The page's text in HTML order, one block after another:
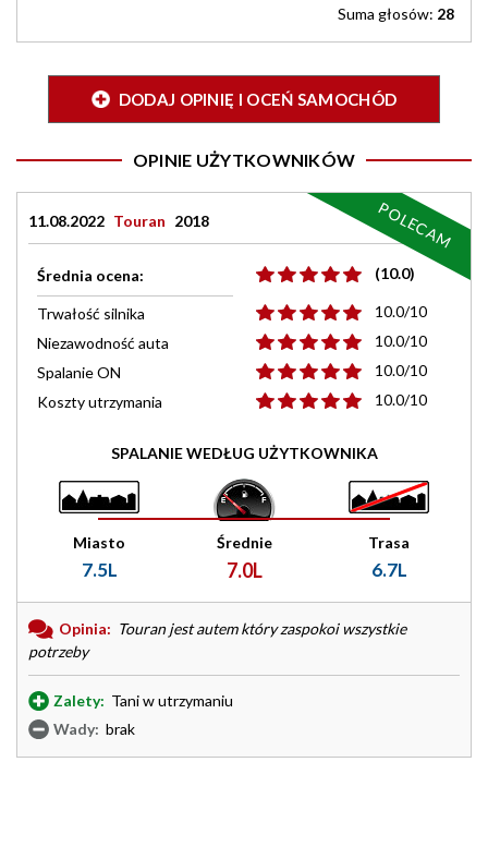
Suma głosów: 28
DODAJ OPINIĘ I OCEŃ SAMOCHÓD
OPINIE UŻYTKOWNIKÓW
11.08.2022 Touran 2018
Średnia ocena: (10.0)
Trwałość silnika
10.0/10
Niezawodność auta
10.0/10
Spalanie ON
10.0/10
Koszty utrzymania
10.0/10
SPALANIE WEDŁUG UŻYTKOWNIKA
Miasto
7.5L
Średnie
7.0L
Trasa
6.7L
Opinia: Touran jest autem który zaspokoi wszystkie
potrzeby
Zalety: Tani w utrzymaniu
Wady: brak
POLECAM